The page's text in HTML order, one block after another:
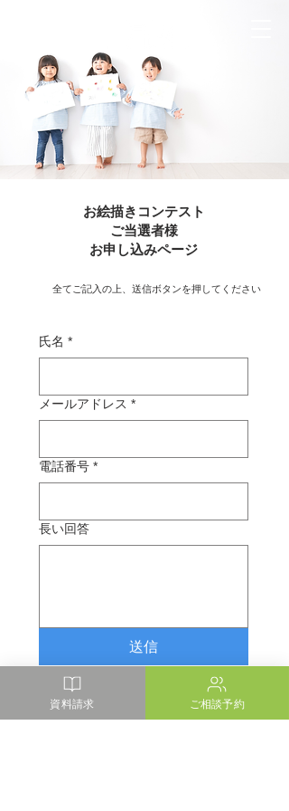
お絵描きコンテスト
ご当選者様
​お申し込みページ
全てご記入の上、送信ボタンを押してください
氏名 *
メールアドレス *
電話番号 *
長い回答
送信
※弊社からの返信メールが宛先不明になる等、
ご連絡ができない場合にはお電話をさせていた
資料請求 ご相談予約